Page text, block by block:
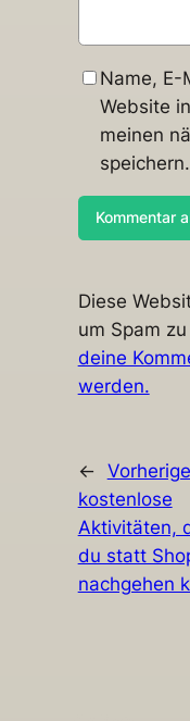
Name, E-
Website
meinen
speichern.
Diese
um Spam
deine
werden.
←
kostenlose
Aktivitäten,
du statt
nachgehen